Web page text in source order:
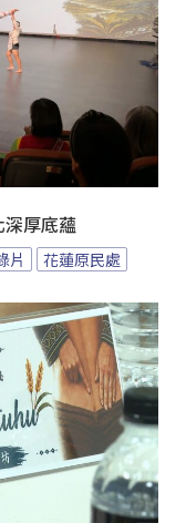
深厚底蘊
片 花蓮原民處